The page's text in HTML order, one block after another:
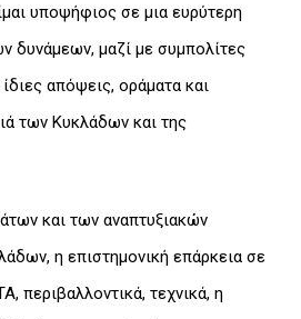
υποψήφιος σε μια ευρύτερη
δυνάμεων, μαζί με συμπολίτες
απόψεις, οράματα και
των Κυκλάδων και της
και των αναπτυξιακών
η επιστημονική επάρκεια σε
περιβαλλοντικά, τεχνικά, η